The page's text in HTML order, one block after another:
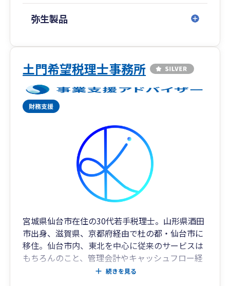
弥生製品
土門希望税理士事務所
宮城県仙台市在住の30代若手税理士。山形県酒田
市出身、滋賀県、京都府経由で杜の都・仙台市に
移住。仙台市内、東北を中心に従来のサービスは
もちろんのこと、管理会計やキャッシュフロー経
営、クラウド会計の導入、エクセルなどを使用し
続きを見る